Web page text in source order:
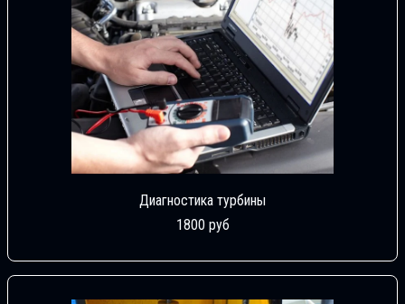
Диагностика турбины
1800 руб